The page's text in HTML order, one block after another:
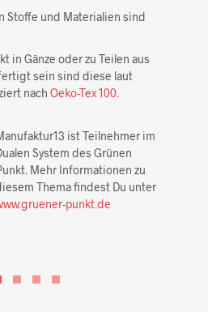
Stoffe und Materialien sind
in Gänze oder zu Teilen aus
sein sind diese laut
nach Oeko-Tex 100.
ist Teilnehmer im
System des Grünen
Mehr Informationen zu
Thema findest Du unter
punkt.de